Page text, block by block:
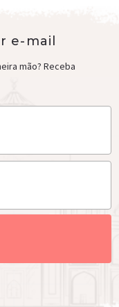
e-mail
mão? Receba